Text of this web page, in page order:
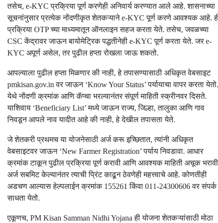
तसेच, e-KYC प्रक्रिया पूर्ण करणेही अनिवार्य करण्यात आले आहे. शासनाच्या
सूचनांनुसार प्रत्येक नोंदणीकृत शेतकऱ्याने e-KYC पूर्ण करणे आवश्यक आहे.
प्रक्रिया OTP च्या माध्यमातून ऑनलाइन सहज करता येते. तसेच, जवळच्या
CSC केंद्रावर जाऊन बायोमेट्रिक पद्धतीनेही e-KYC पूर्ण करता येते. जर e-
KYC अपूर्ण असेल, तर पुढील हप्ता रोखला जाऊ शकतो.
आपल्याला पुढील हप्ता मिळणार की नाही, हे तपासण्यासाठी अधिकृत वेबसाइट
pmkisan.gov.in वर जाऊन ‘Know Your Status’ पर्यायाचा वापर करता येतो.
येथे नोंदणी क्रमांक आणि कॅप्चा भरल्यानंतर संपूर्ण माहिती स्क्रीनवर दिसते.
याशिवाय ‘Beneficiary List’ मध्ये जाऊन राज्य, जिल्हा, तालुका आणि गाव
निवडून आपले नाव यादीत आहे की नाही, हे देखील तपासता येते.
जे शेतकरी प्रथमच या योजनेसाठी अर्ज करू इच्छितात, त्यांनी अधिकृत
वेबसाइटवर जाऊन ‘New Farmer Registration’ पर्याय निवडावा. आधार
क्रमांक टाकून पुढील प्रक्रिया पूर्ण करावी आणि आवश्यक माहिती अचूक
अर्ज सबमिट केल्यानंतर त्याची प्रिंट काढून ठेवणेही महत्त्वाचे आहे. कोणतीही
अडचण आल्यास हेल्पलाईन क्रमांक 155261 किंवा 011-24300606 वर संपर्क
साधता येतो.
एकूणच, PM Kisan Samman Nidhi Yojana ही योजना शेतकऱ्यांसाठी मोठा